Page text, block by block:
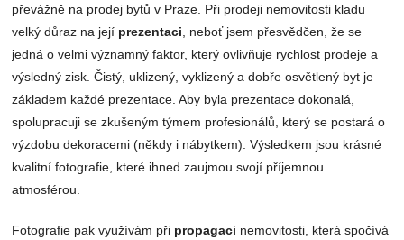
převážně na prodej bytů v Praze. Při prodeji nemovitosti kladu
velký důraz na její prezentaci, neboť jsem přesvědčen, že se
jedná o velmi významný faktor, který ovlivňuje rychlost prodeje a
výsledný zisk. Čistý, uklizený, vyklizený a dobře osvětlený byt je
základem každé prezentace. Aby byla prezentace dokonalá,
spolupracuji se zkušeným týmem profesionálů, který se postará o
výzdobu dekoracemi (někdy i nábytkem). Výsledkem jsou krásné
kvalitní fotografie, které ihned zaujmou svojí příjemnou
atmosférou.
Fotografie pak využívám při propagaci nemovitosti, která spočívá